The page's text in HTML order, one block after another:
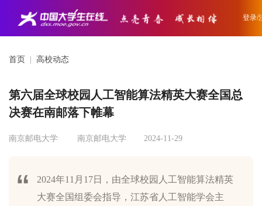
登录/
首页 高校动态
第六届全球校园人工智能算法精英大赛全国总
决赛在南邮落下帷幕
南京邮电大学 南京邮电大学 2024-11-29
2024年11月17日，由全球校园人工智能算法精英
大赛全国组委会指导，江苏省人工智能学会主